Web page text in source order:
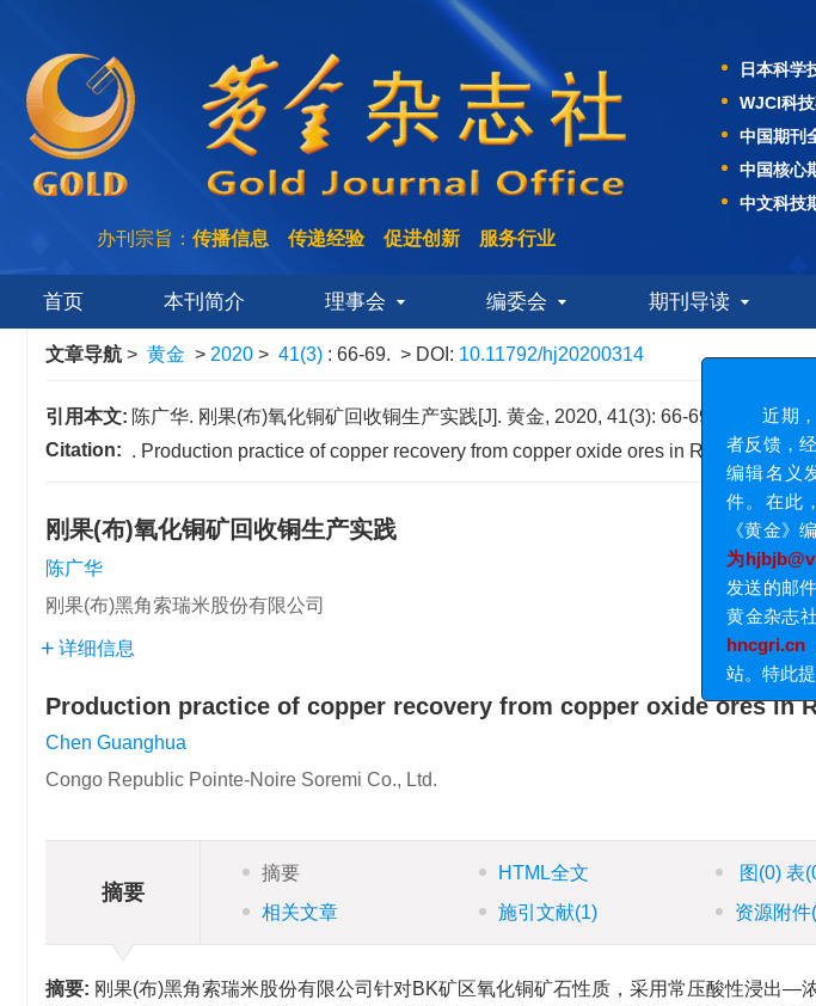
办刊宗旨： 传播信息 传递经验 促进创新 服务行业
日本科学
WJCI科
中国期刊
中国核心
中文科技
美国化学
美国
日本科学
WJCI科
中国期刊
中国核心
中文科技
中国学术
首页 本刊简介 理事会 编委会 期刊导读
文章导航 > 黄金 > 2020 > 41(3) : 66-69. > DOI: 10.11792/hj20200314
引用本文: 陈广华. 刚果(布)氧化铜矿回收铜生产实践[J]. 黄金, 2020, 41(3): 66-69.
Citation: . Production practice of copper recovery from copper oxide ores in Republic of
刚果(布)氧化铜矿回收铜生产实践
陈广华
刚果(布)黑角索瑞米股份有限公司
详细信息
Production practice of copper recovery from copper oxide ores in
Chen Guanghua
Congo Republic Pointe-Noire Soremi Co., Ltd.
摘要
摘要 HTML全文 图 (0)表
相关文章
施引文献(1) 资源附件
摘要: 刚果(布)黑角索瑞米股份有限公司针对BK矿区氧化铜矿石性质，采用常压酸性浸出
近期，《
者反馈，经常
编辑名义发
件。在此，
《黄金》编辑
为
发送的邮件均
黄金杂志社
hncgri.cn ，